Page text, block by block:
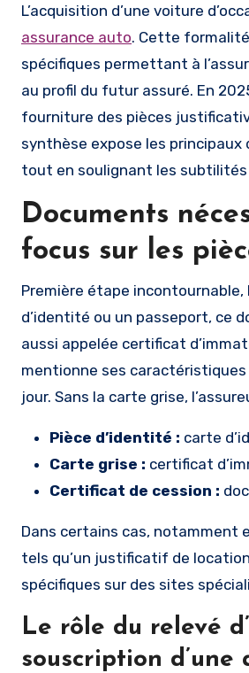
L’acquisition d’une voiture
assurance auto. Cette
spécifiques permettant à
au profil du futur assuré. En
fourniture des pièces
synthèse expose les
tout en soulignant les
Documents
focus sur les
Première étape incontournable,
d’identité ou un passeport, ce
aussi appelée certificat
mentionne ses
jour. Sans la carte grise,
Pièce d’identité : carte
Carte grise : certificat
Certificat de cession :
Dans certains cas, notamment
tels qu’un justificatif de
spécifiques sur des sites
Le rôle du relevé
souscription d’une